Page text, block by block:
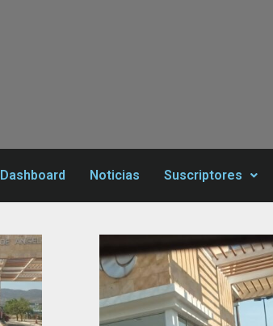
Dashboard Noticias Suscriptores